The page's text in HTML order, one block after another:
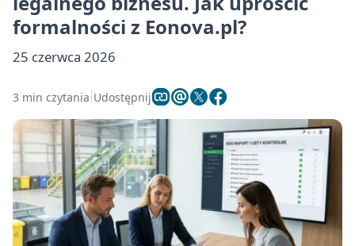
formalności z Eonova.pl?
25 czerwca 2026
3 min czytania Udostępnij